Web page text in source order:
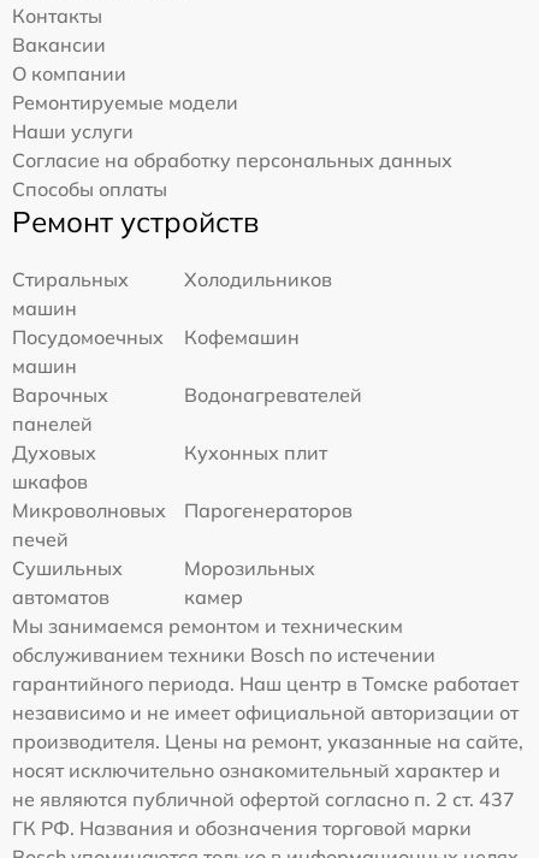
Контакты
Вакансии
О компании
Ремонтируемые модели
Наши услуги
Согласие на обработку персональных данных
Способы оплаты
Ремонт устройств
Стиральных
машин
Холодильников
Посудомоечных
машин
Кофемашин
Варочных
панелей
Водонагревателей
Духовых
шкафов
Кухонных плит
Микроволновых
печей
Парогенераторов
Сушильных
автоматов
Морозильных
камер
Мы занимаемся ремонтом и техническим
обслуживанием техники Bosch по истечении
гарантийного периода. Наш центр в Томске работает
независимо и не имеет официальной авторизации от
производителя. Цены на ремонт, указанные на сайте,
носят исключительно ознакомительный характер и
не являются публичной офертой согласно п. 2 ст. 437
ГК РФ. Названия и обозначения торговой марки